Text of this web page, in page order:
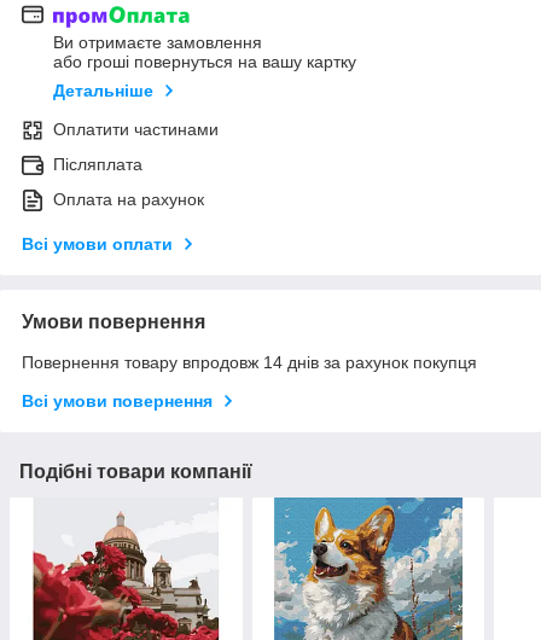
Ви отримаєте замовлення
або гроші повернуться на вашу картку
Детальніше
Оплатити частинами
Післяплата
Оплата на рахунок
Всі умови оплати
Умови повернення
Повернення товару впродовж 14 днів за рахунок покупця
Всі умови повернення
Подібні товари компанії